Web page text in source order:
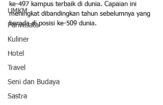
UMKM
Pariwisata
Kuliner
Hotel
Travel
Seni dan Budaya
Sastra
ke-497 kampus terbaik di dunia. Capaian ini
meningkat dibandingkan tahun sebelumnya yang
berada di posisi ke-509 dunia.